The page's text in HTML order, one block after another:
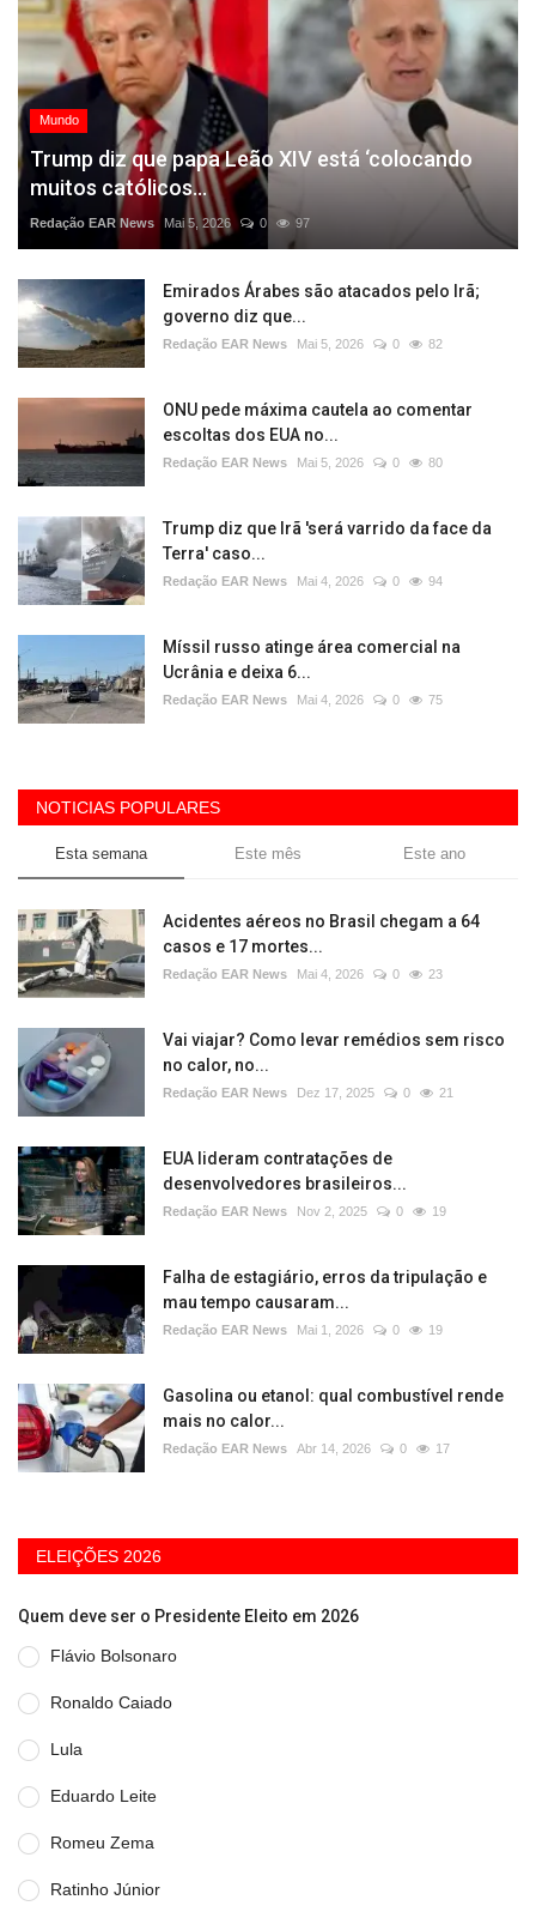
Mundo
Trump diz que papa Leão XIV está ‘colocando
muitos católicos...
Redação EAR News Mai 5, 2026 0 97
Emirados Árabes são atacados pelo Irã;
governo diz que...
Redação EAR News Mai 5, 2026 0 82
ONU pede máxima cautela ao comentar
escoltas dos EUA no...
Redação EAR News Mai 5, 2026 0 80
Trump diz que Irã 'será varrido da face da
Terra' caso...
Redação EAR News Mai 4, 2026 0 94
Míssil russo atinge área comercial na
Ucrânia e deixa 6...
Redação EAR News Mai 4, 2026 0 75
NOTICIAS POPULARES
Esta semana Este mês Este ano
Acidentes aéreos no Brasil chegam a 64
casos e 17 mortes...
Redação EAR News Mai 4, 2026 0 23
Vai viajar? Como levar remédios sem risco
no calor, no...
Redação EAR News Dez 17, 2025 0 21
EUA lideram contratações de
desenvolvedores brasileiros...
Redação EAR News Nov 2, 2025 0 19
Falha de estagiário, erros da tripulação e
mau tempo causaram...
Redação EAR News Mai 1, 2026 0 19
Gasolina ou etanol: qual combustível rende
mais no calor...
Redação EAR News Abr 14, 2026 0 17
ELEIÇÕES 2026
Quem deve ser o Presidente Eleito em 2026
Flávio Bolsonaro
Ronaldo Caiado
Lula
Eduardo Leite
Romeu Zema
Ratinho Júnior